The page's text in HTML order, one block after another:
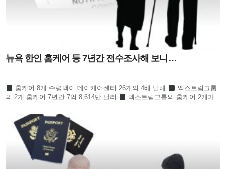
뉴욕 한인 홈케어 등 7년간 전수조사해 보니…
홈케어 8개 수령액이 데이케어센터 26개의 4배 달해
엑스트림그룹
의 2개 홈케어 7년간 7억 8,614만 달러
엑스트림그룹의 홈케어 2개가